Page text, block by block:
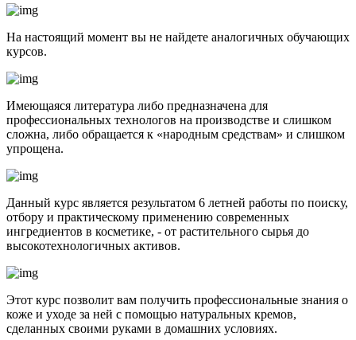
На настоящий момент вы не найдете аналогичных обучающих
курсов.
Имеющаяся литература либо предназначена для
профессиональных технологов на производстве и слишком
сложна, либо обращается к «народным средствам» и слишком
упрощена.
Данный курс является результатом 6 летней работы по поиску,
отбору и практическому применению современных
ингредиентов в косметике, - от растительного сырья до
высокотехнологичных активов.
Этот курс позволит вам получить профессиональные знания о
коже и уходе за ней с помощью натуральных кремов,
сделанных своими руками в домашних условиях.